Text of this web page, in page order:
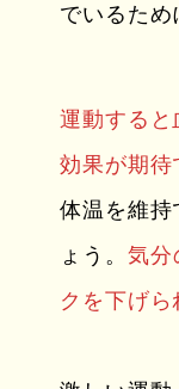
でいるため
運動すると
効果が期待
体温を維持
ょう。 気分
クを下げら